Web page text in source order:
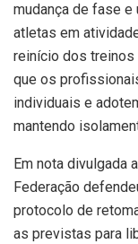
mudança de fase
atletas em
reinício dos treinos
que os
individuais e
mantendo
Em nota divulgada
Federação
protocolo de
as previstas para